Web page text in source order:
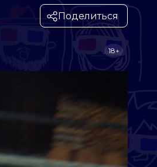
Поделиться
18+